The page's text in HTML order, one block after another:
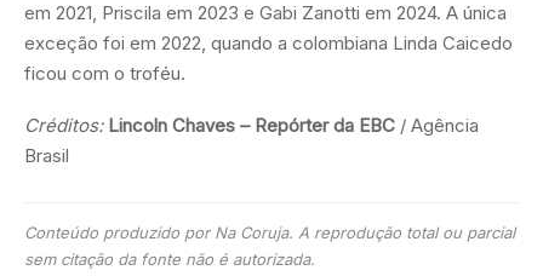
em 2021, Priscila em 2023 e Gabi Zanotti em 2024. A única
exceção foi em 2022, quando a colombiana Linda Caicedo
ficou com o troféu.
Créditos: Lincoln Chaves – Repórter da EBC / Agência
Brasil
Conteúdo produzido por Na Coruja. A reprodução total ou parcial
sem citação da fonte não é autorizada.